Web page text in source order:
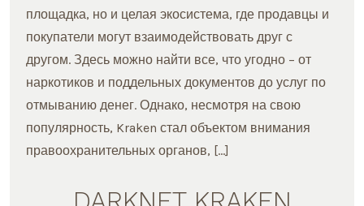
площадка, но и целая экосистема, где продавцы и
покупатели могут взаимодействовать друг с
другом. Здесь можно найти все, что угодно – от
наркотиков и поддельных документов до услуг по
отмыванию денег. Однако, несмотря на свою
популярность, Kraken стал объектом внимания
правоохранительных органов, […]